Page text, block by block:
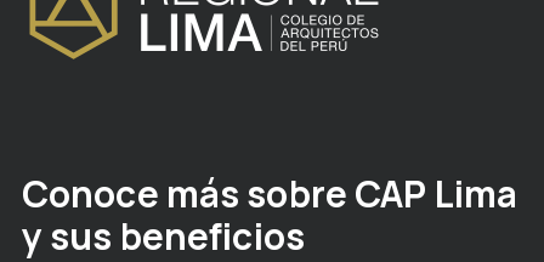
Conoce más sobre CAP Lima
y sus beneficios